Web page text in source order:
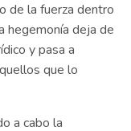
de la fuerza dentro
hegemonía deja de
y pasa a
que lo
a cabo la